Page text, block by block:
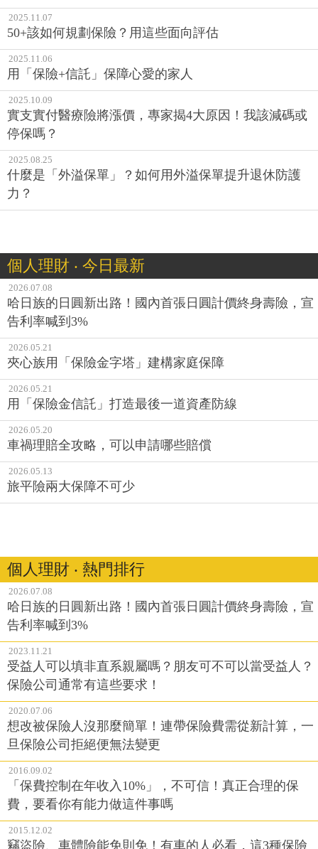
2025.11.07
50+該如何規劃保險？用這些面向評估
2025.11.06
用「保險+信託」保障心愛的家人
2025.10.09
實支實付醫療險將漲價，專家揭4大原因！我該減碼或
停保嗎？
2025.08.25
什麼是「外溢保單」？如何用外溢保單提升退休防護
力？
個人理財 ‧ 今日最新
2026.07.08
哈日族的日圓新出路！國內首張日圓計價終身壽險，宣
告利率喊到3%
2026.05.21
夾心族用「保險金字塔」建構家庭保障
2026.05.21
用「保險金信託」打造最後一道資產防線
2026.05.20
車禍理賠全攻略，可以申請哪些賠償
2026.05.13
旅平險兩大保障不可少
個人理財 ‧ 熱門排行
2026.07.08
哈日族的日圓新出路！國內首張日圓計價終身壽險，宣
告利率喊到3%
2023.11.21
受益人可以填非直系親屬嗎？朋友可不可以當受益人？
保險公司通常有這些要求！
2020.07.06
想改被保險人沒那麼簡單！連帶保險費需從新計算，一
旦保險公司拒絕便無法變更
2016.09.02
「保費控制在年收入10%」，不可信！真正合理的保
費，要看你有能力做這件事嗎
2015.12.02
竊盜險、車體險能免則免！有車的人必看，這3種保險